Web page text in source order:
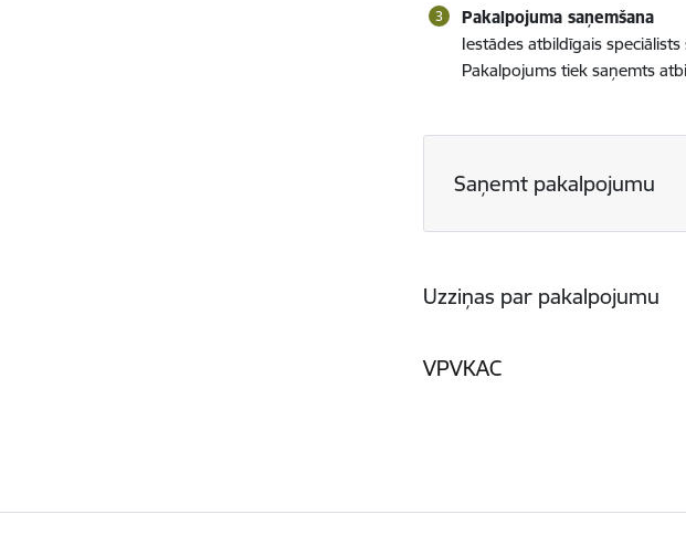
Pakalpojuma saņemšana
Iestādes atbildīgais
Pakalpojums tiek saņemts
Saņemt pakalpojumu
Uzziņas par pakalpojumu
VPVKAC